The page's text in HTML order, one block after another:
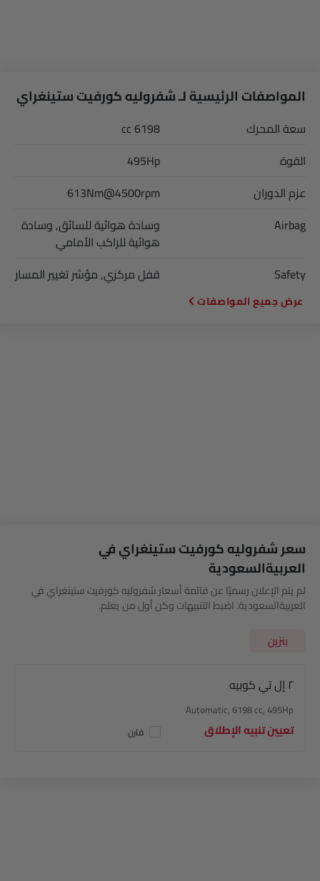
المواصفات الرئيسية لـ شفروليه كورفيت ستينغراي
سعة المحرك
6198 cc
القوة
495Hp
عزم الدوران
613Nm@4500rpm
Airbag
وسادة هوائية للسائق, وسادة
هوائية للراكب الأمامي
Safety
قفل مركزي, مؤشر تغيير المسار
المواصفات
سعر شفروليه كورفيت ستينغراي في
العربيةالسعودية
لم يتم الإعلان رسميًا عن قائمة أسعار شفروليه كورفيت ستينغراي في
العربيةالسعودية. اضبط التنبيهات وكن أول من يعلم.
بنزين
٢ إل تي كوبيه
Automatic, 6198 cc, 495Hp
تعيين تنبيه الإطلاق قارن